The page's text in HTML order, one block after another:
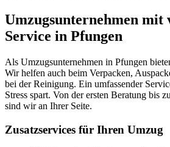
Umzugsunternehmen mit
Service in Pfungen
Als Umzugsunternehmen in Pfungen
Wir helfen auch beim Verpacken,
bei der Reinigung. Ein umfassender
Stress spart. Von der ersten Beratung bis
sind wir an Ihrer Seite.
Zusatzservices für Ihren Umzug